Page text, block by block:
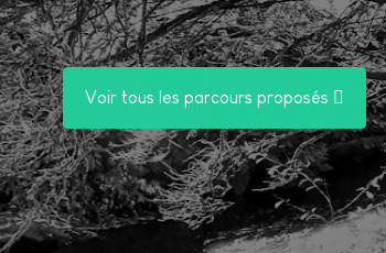
Voir tous les parcours proposés